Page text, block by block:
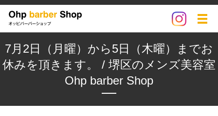
メ
7月2日（月曜）から5日（木曜）までお
休みを頂きます。 / 堺区のメンズ美容室
Ohp barber Shop